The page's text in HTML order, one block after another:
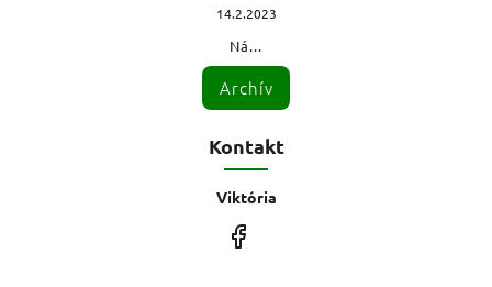
14.2.2023
Ná...
Archív
Kontakt
Viktória